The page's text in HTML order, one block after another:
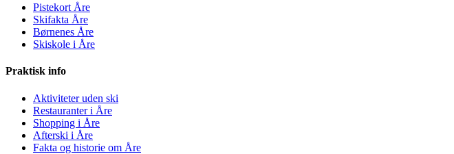
Pistekort Åre
Skifakta Åre
Børnenes Åre
Skiskole i Åre
Praktisk info
Aktiviteter uden ski
Restauranter i Åre
Shopping i Åre
Afterski i Åre
Fakta og historie om Åre